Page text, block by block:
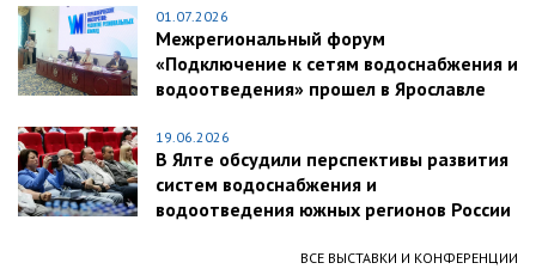
01.07.2026
Межрегиональный форум
«Подключение к сетям водоснабжения и
водоотведения» прошел в Ярославле
19.06.2026
В Ялте обсудили перспективы развития
систем водоснабжения и
водоотведения южных регионов России
ВСЕ ВЫСТАВКИ И КОНФЕРЕНЦИИ